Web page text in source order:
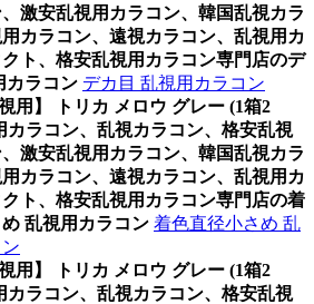
激安乱視用カラコン、韓国乱視カラ
カラコン、遠視カラコン、乱視用カ
ト、格安乱視用カラコン専門店のデ
カラコン デカ目 乱視用カラコン
視用】 トリカ メロウ グレー (1箱2
カラコン、乱視カラコン、格安乱視
激安乱視用カラコン、韓国乱視カラ
カラコン、遠視カラコン、乱視用カ
ト、格安乱視用カラコン専門店の着
乱視用カラコン 着色直径小さめ 乱
視用】 トリカ メロウ グレー (1箱2
カラコン、乱視カラコン、格安乱視